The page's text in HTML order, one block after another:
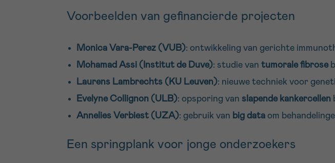
Voorbeelden van gefinancierde projecten
Monica Vara-Perez (VUB): ontwikkeling van gerichte
Mohamad Assi (Institut de Duve): studie van tumorale fibrose
Laurens Lambrechts (KU Leuven): nieuwe techniek voor
Evelyne Collignon (ULB): opsporing van slapende kankercellen
Annelies Verbiest (UZA): gebruik van big data om
Een springplank voor jonge onderzoekers